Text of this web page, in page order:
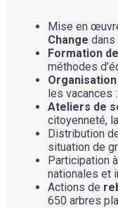
Mise en
Change
Formation
méthodes
les vacances
Ateliers de
citoyenneté,
Distribution
situation de
Participation
nationales et
Actions de
650 arbres